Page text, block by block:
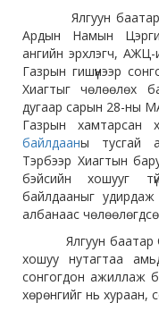
Ялгуун
Ардын Намын
ангийн эрхлэгч,
Газрын гишүүнээр
Хиагтыг чөлөөлөх
дугаар сарын 28-ны
Газрын хамтарсан
байлдааны тусгай
Тэрбээр Хиагтын
бэйсийн хошууг
байлдааныг
албанаас
Ялгуун баатар
хошуу нутагтаа
сонгогдон ажиллаж
хөрөнгийг нь хураан,